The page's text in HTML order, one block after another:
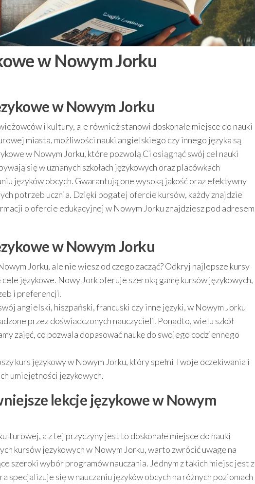
w Nowym Jorku
w Nowym Jorku
i kultury, ale również stanowi doskonałe miejsce do nauki
miasta, możliwości nauki angielskiego czy innego języka są
w Nowym Jorku, które pozwolą Ci osiągnąć swój cel nauki
się w uznanych szkołach językowych oraz placówkach
języków obcych. Gwarantują one wysoką jakość oraz efektywny
potrzeb ucznia. Dzięki bogatej ofercie kursów, każdy znajdzie
o ofercie edukacyjnej w Nowym Jorku znajdziesz pod adresem
w Nowym Jorku
Jorku, ale nie wiesz od czego zacząć? Odkryj najlepsze kursy
językowe. Nowy Jork oferuje szeroką gamę kursów językowych,
i preferencji.
angielski, hiszpański, francuski czy inne języki, w Nowym Jorku
przez doświadczonych nauczycieli. Ponadto, wielu szkół
zajęć, co pozwala dopasować naukę do swojego codziennego
kurs językowy w Nowym Jorku, który spełni Twoje oczekiwania i
umiejętności językowych.
lekcje językowe w Nowym
a z tej przyczyny jest to doskonałe miejsce do nauki
kursów językowych w Nowym Jorku, warto zwrócić uwagę na
szeroki wybór programów nauczania. Jednym z takich miejsc jest z
specjalizuje się w nauczaniu języków obcych na różnych poziomach